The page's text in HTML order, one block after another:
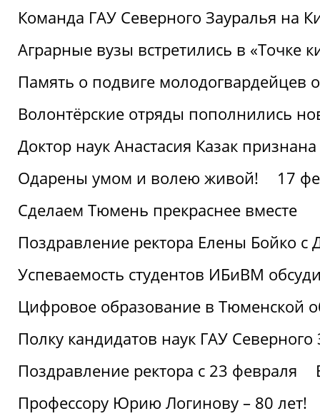
Команда ГАУ Северного Зауралья на
Аграрные вузы встретились в «Точке
Память о подвиге молодогвардейцев
Волонтёрские отряды пополнились
Доктор наук Анастасия Казак
Одарены умом и волею живой!
17
Сделаем Тюмень прекраснее вместе
Поздравление ректора Елены Бойко с
Успеваемость студентов ИБиВМ
Цифровое образование в Тюменской
Полку кандидатов наук ГАУ
Поздравление ректора с 23 февраля
Профессору Юрию Логинову – 80 лет!